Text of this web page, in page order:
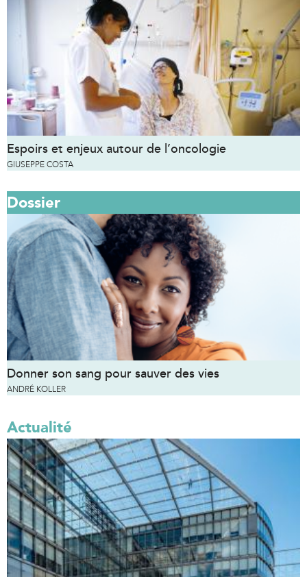
Espoirs et enjeux autour de l’oncologie
GIUSEPPE COSTA
Dossier
Donner son sang pour sauver des vies
ANDRÉ KOLLER
Actualité